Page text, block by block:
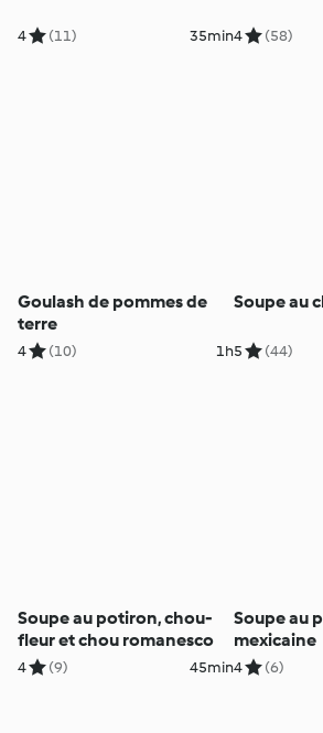
4 (11) 35min4 (58)
Goulash de pommes de
terre
4 (10) 1h
Soupe au
5 (44)
Soupe au potiron, chou-
fleur et chou romanesco
4 (9) 45min
Soupe au
mexicaine
4 (6)